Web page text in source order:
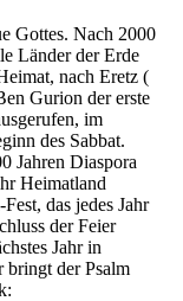
Gottes. Nach 2000
Länder der Erde
nach Eretz (
Gurion der erste
im
des Sabbat.
Jahren Diaspora
Heimatland
das jedes Jahr
der Feier
Jahr in
bringt der Psalm